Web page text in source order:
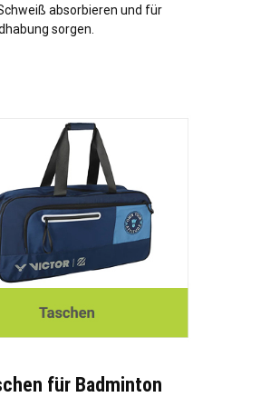
absorbieren und für
sorgen.
für Badminton